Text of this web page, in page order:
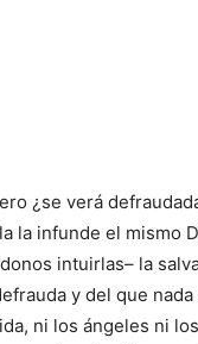
¿se verá
la infunde el mismo
intuirlas– la
y del que nada
ni los ángeles ni